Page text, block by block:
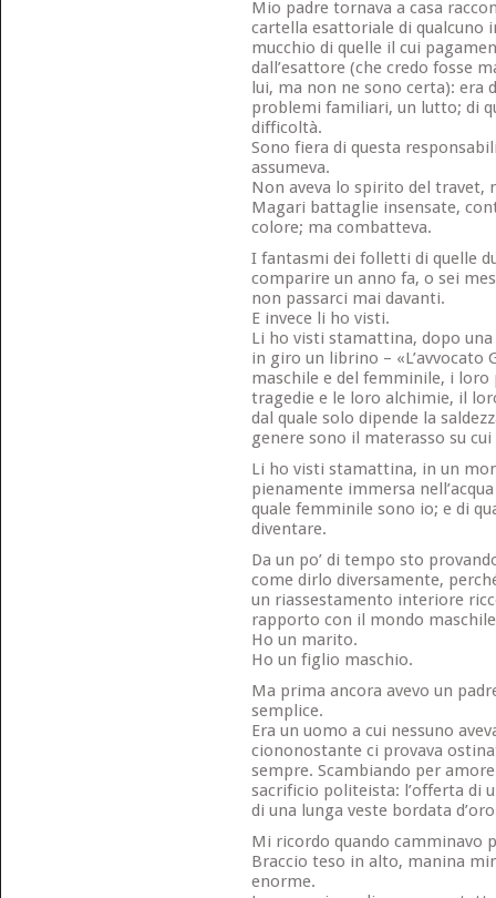
Mio padre tornava a casa
cartella esattoriale di qualcuno
mucchio di quelle il cui
dall’esattore (che credo fosse
lui, ma non ne sono certa): era
problemi familiari, un lutto; di
difficoltà.
Sono fiera di questa
assumeva.
Non aveva lo spirito del travet,
Magari battaglie insensate,
colore; ma combatteva.
I fantasmi dei folletti di quelle
comparire un anno fa, o sei
non passarci mai davanti.
E invece li ho visti.
Li ho visti stamattina, dopo
in giro un librino – «L’avvocato
maschile e del femminile, i
tragedie e le loro alchimie, il
dal quale solo dipende la
genere sono il materasso su
Li ho visti stamattina, in un
pienamente immersa
quale femminile sono io; e di
diventare.
Da un po’ di tempo sto
come dirlo diversamente,
un riassestamento interiore
rapporto con il mondo
Ho un marito.
Ho un figlio maschio.
Ma prima ancora avevo un
semplice.
Era un uomo a cui nessuno
ciononostante ci provava
sempre. Scambiando per
sacrificio politeista: l’offerta di
di una lunga veste bordata
Mi ricordo quando camminavo
Braccio teso in alto, manina
enorme.